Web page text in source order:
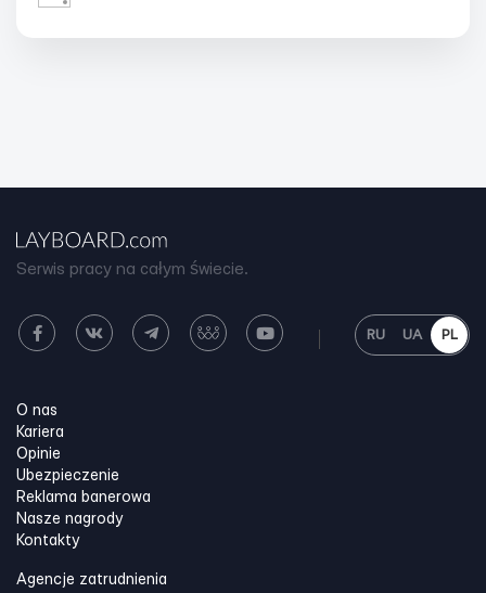
Serwis pracy na całym świecie.
RU UA PL
O nas
Kariera
Opinie
Ubezpieczenie
Reklama banerowa
Nasze nagrody
Kontakty
Agencje zatrudnienia